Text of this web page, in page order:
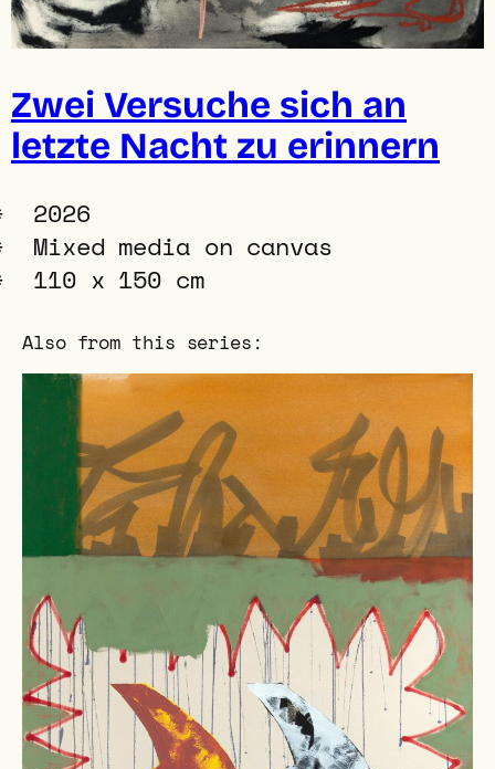
Zwei Versuche sich an
letzte Nacht zu erinnern
2026
Mixed media on canvas
110 x 150 cm
Also from this series: